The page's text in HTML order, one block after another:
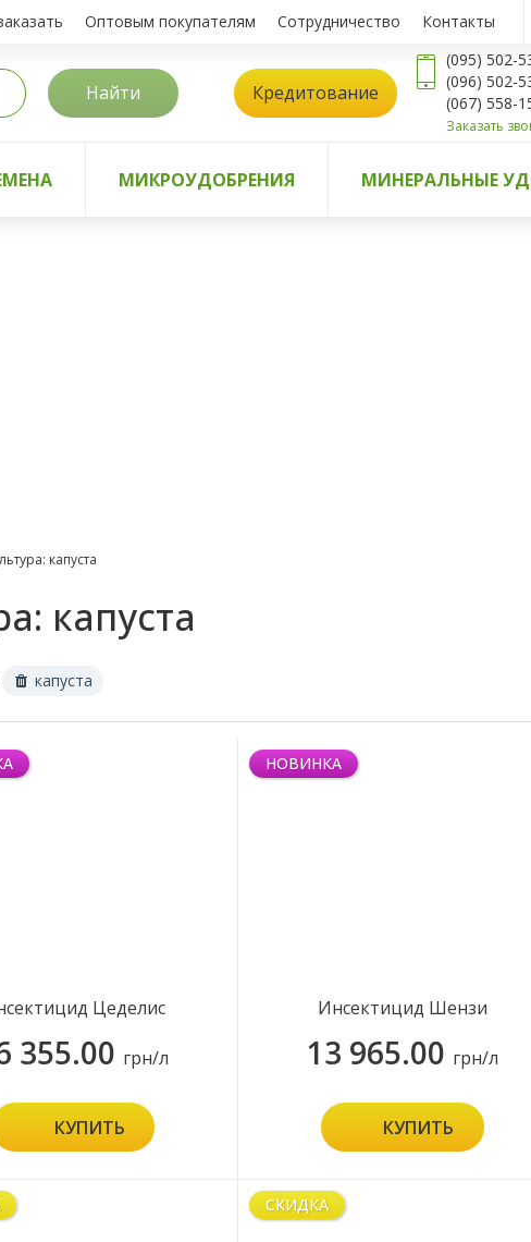
Оптовым покупателям Сотрудничество Контакты
Найти Кредитование
(095) 502-
(096) 502-
(067) 558-
Заказать
МИКРОУДОБРЕНИЯ МИНЕРАЛЬНЫЕ
капуста
капуста
капуста
Цеделис
355.00 грн/л
КУПИТЬ
НОВИНКА
Инсектицид Шензи
13 965.00 грн/л
КУПИТЬ
СКИДКА